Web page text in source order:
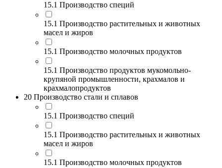
15.1 Производство специй
15.1 Производство растительных и животных
масел и жиров
15.1 Производство молочных продуктов
15.1 Производство продуктов мукомольно-
крупяной промышленности, крахмалов и
крахмалопродуктов
20 Производство стали и сплавов
15.1 Производство специй
15.1 Производство растительных и животных
масел и жиров
15.1 Производство молочных продуктов